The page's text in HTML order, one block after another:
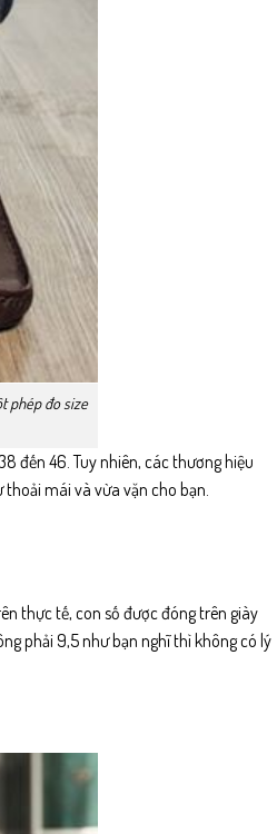
phép đo size
đến 46. Tuy nhiên, các thương hiệu
mái và vừa vặn cho bạn.
thực tế, con số được đóng trên giày
phải 9,5 như bạn nghĩ thì không có lý